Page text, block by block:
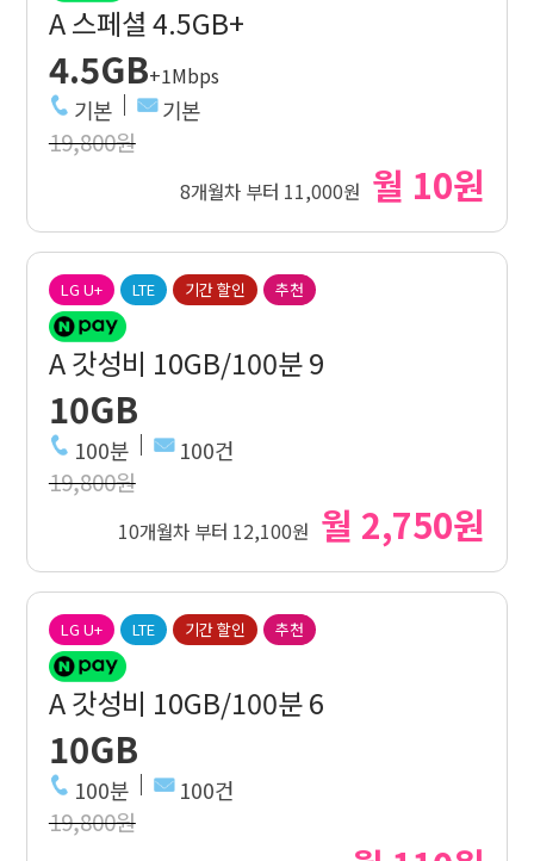
A 스페셜 4.5GB+
4.5GB+1Mbps
기본 기본
19,800원
8개월차 부터 11,000원 월 10원
LG U+ LTE 기간 할인 추천
A 갓성비 10GB/100분 9
10GB
100분 100건
19,800원
10개월차 부터 12,100원 월 2,750원
LG U+ LTE 기간 할인 추천
A 갓성비 10GB/100분 6
10GB
100분 100건
19,800원